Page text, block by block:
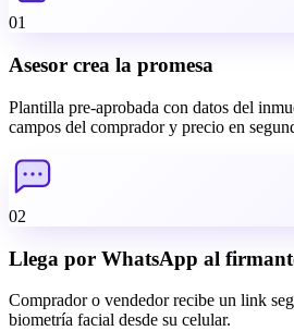
01
Asesor crea la promesa
Plantilla pre-aprobada con datos del
campos del comprador y precio en
02
Llega por WhatsApp al
Comprador o vendedor recibe un link
biometría facial desde su celular.